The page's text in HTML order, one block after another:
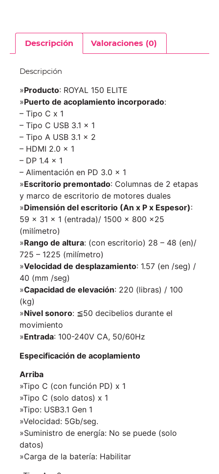
Descripción Valoraciones (0)
Descripción
»Producto: ROYAL 150 ELITE
»Puerto de acoplamiento incorporado:
– Tipo C x 1
– Tipo C USB 3.1 x 1
– Tipo A USB 3.1 x 2
– HDMI 2.0 x 1
– DP 1.4 x 1
– Alimentación en PD 3.0 x 1
»Escritorio premontado: Columnas de 2 etapas
y marco de escritorio de motores duales
»Dimensión del escritorio (An x P x Espesor):
59 x 31 x 1 (entrada)/ 1500 x 800 x25
(milímetro)
»Rango de altura: (con escritorio) 28 – 48 (en)/
725 – 1225 (milímetro)
»Velocidad de desplazamiento: 1.57 (en /seg) /
40 (mm /seg)
»Capacidad de elevación: 220 (libras) / 100
(kg)
»Nivel sonoro: ≦50 decibelios durante el
movimiento
»Entrada: 100-240V CA, 50/60Hz
Especificación de acoplamiento
Arriba
»Tipo C (con función PD) x 1
»Tipo C (solo datos) x 1
»Tipo: USB3.1 Gen 1
»Velocidad: 5Gb/seg.
»Suministro de energía: No se puede (solo
datos)
»Carga de la batería: Habilitar